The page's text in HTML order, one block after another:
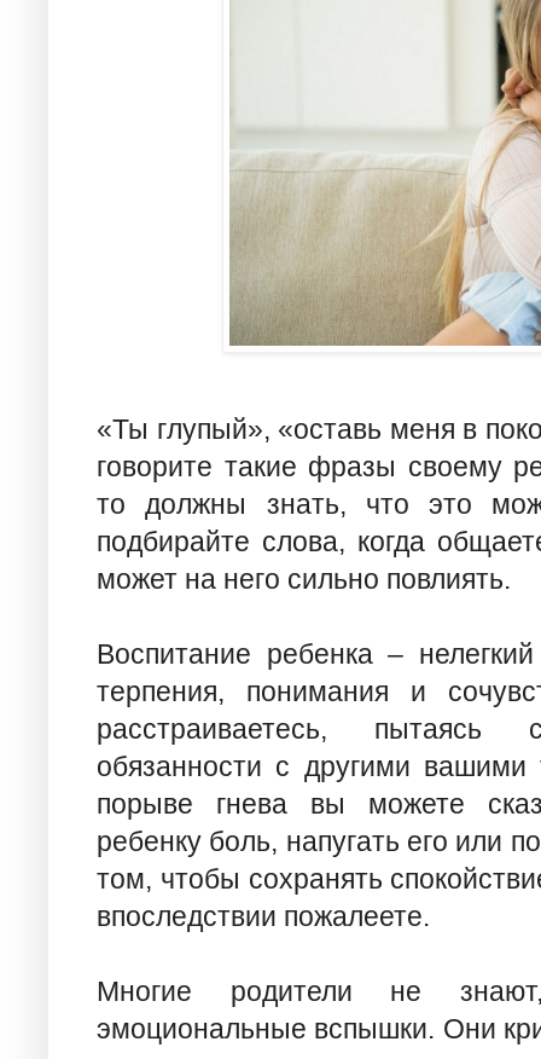
«Ты глупый», «оставь меня в
говорите такие фразы своему
то должны знать, что это
подбирайте слова, когда
может на него сильно повлиять.
Воспитание ребенка –
терпения, понимания и
расстраиваетесь, пытаясь
обязанности с другими
порыве гнева вы можете
ребенку боль, напугать его или
том, чтобы сохранять
впоследствии пожалеете.
Многие родители не
эмоциональные вспышки. Они